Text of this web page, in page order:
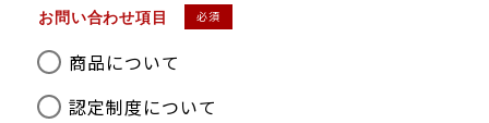
お問い合わせ項目 必須
商品について
認定制度について